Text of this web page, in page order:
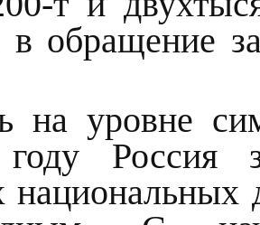
в обращение
на уровне
Россия
национальных